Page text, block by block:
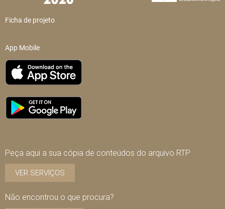
Ficha de projeto
App Mobile
Peça aqui a sua cópia de conteúdos do arquivo RTP
VER SERVIÇOS
Não encontrou o que procura?